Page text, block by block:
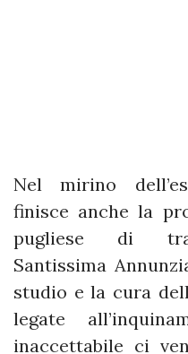
Nel mirino
finisce anche la
pugliese di
Santissima
studio e la cura
legate
inaccettabile ci